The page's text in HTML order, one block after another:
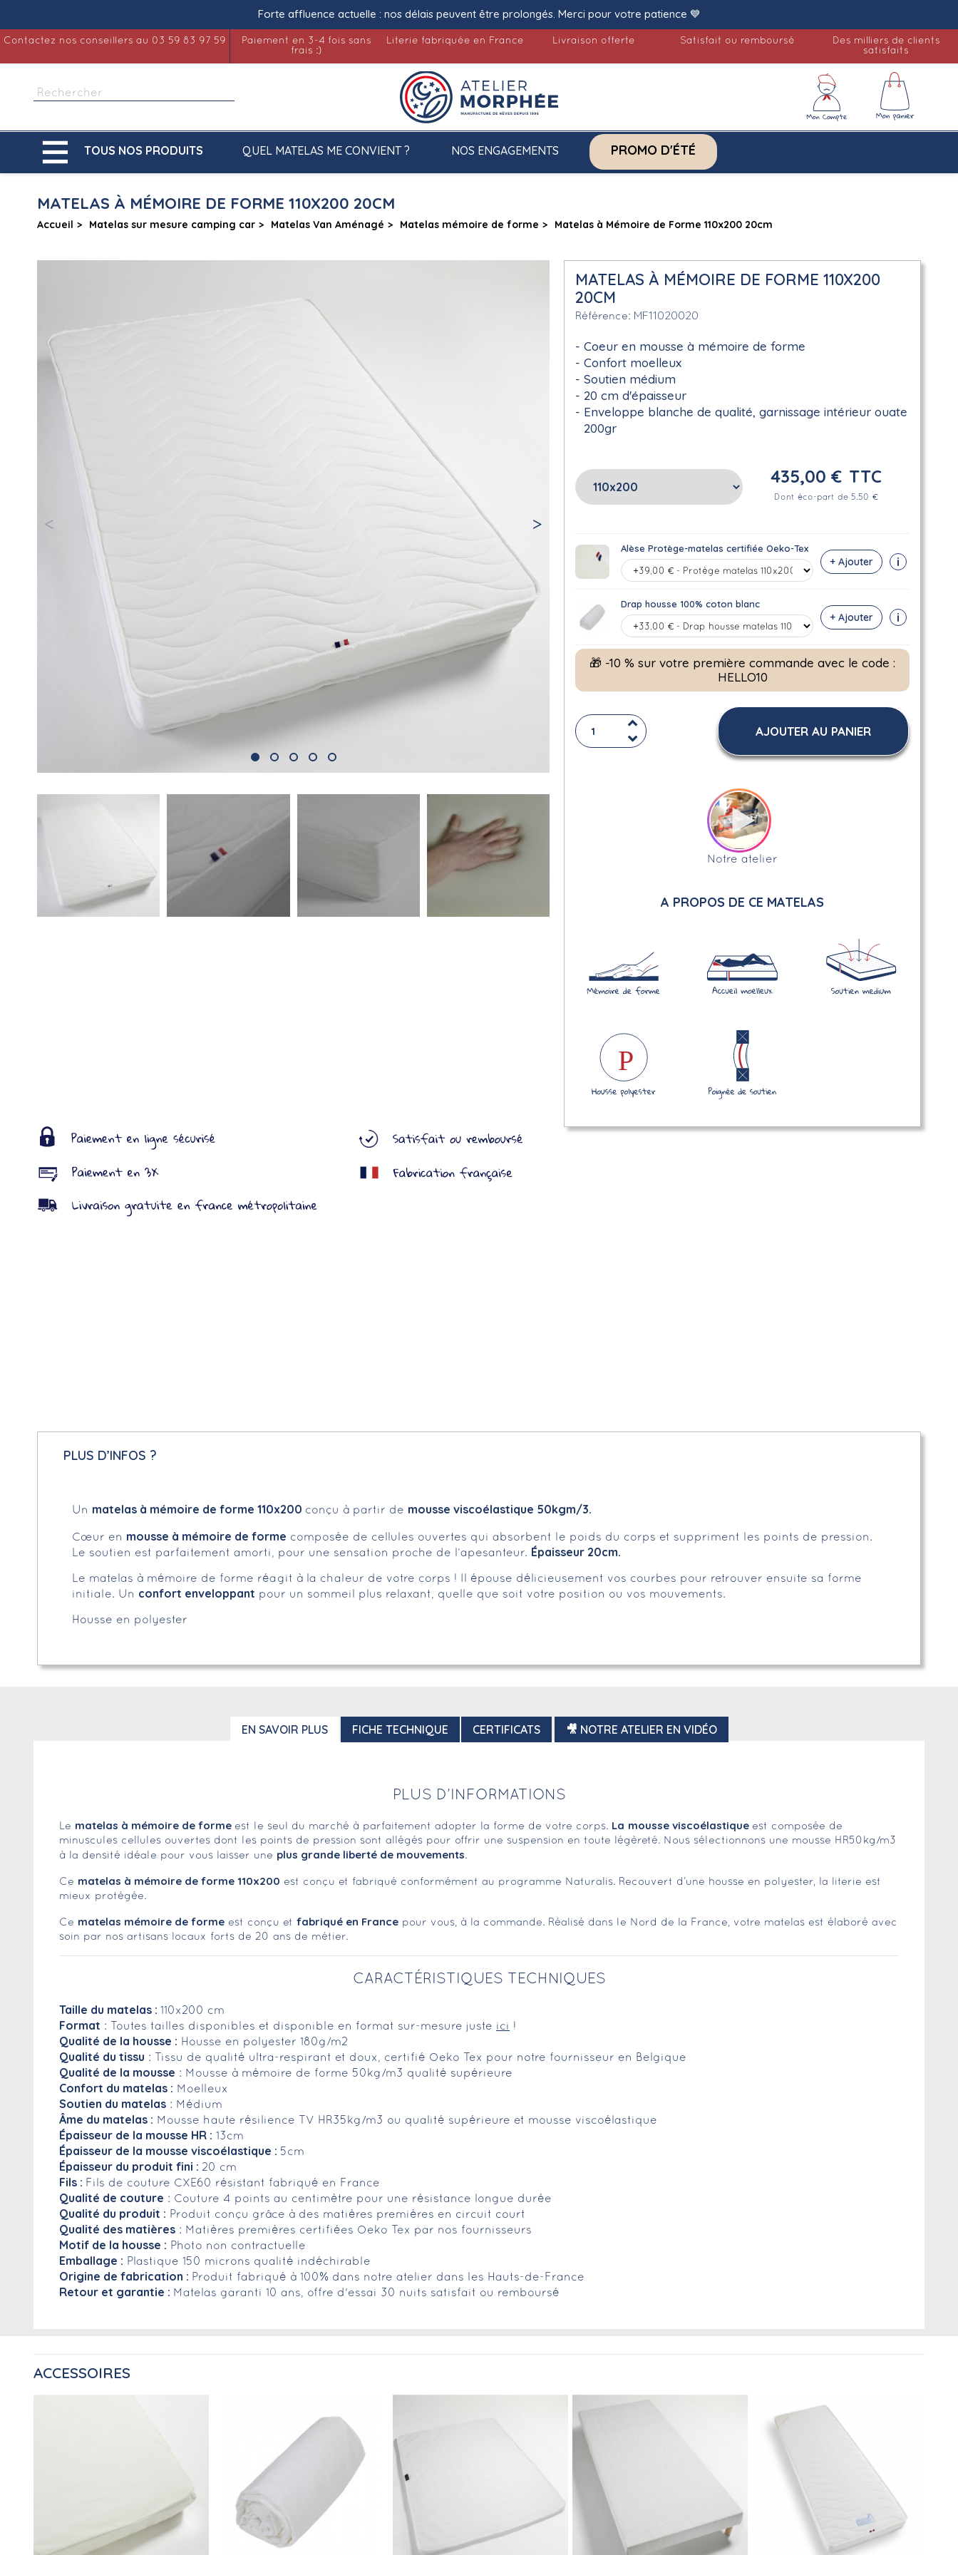
Forte affluence actuelle : nos délais peuvent être prolongés. Merci pour votre patience 💙
Contactez nos conseillers au 03 59 83 97 59
Paiement en 3-4 fois sans
frais :)
Literie fabriquée en France Livraison offerte Satisfait ou remboursé
Des milliers de clients
satisfaits
 TOUS NOS PRODUITS QUEL MATELAS ME CONVIENT ? NOS ENGAGEMENTS PROMO D'ÉTÉ
MATELAS À MÉMOIRE DE FORME 110X200 20CM
Accueil Matelas sur mesure camping car Matelas Van Aménagé Matelas mémoire de forme Matelas à Mémoire de Forme 110x200 20cm
MATELAS À MÉMOIRE DE FORME 110X200
20CM
Référence MF11020020
Coeur en mousse à mémoire de forme
Confort moelleux
Soutien médium
20 cm d'épaisseur
Enveloppe blanche de qualité, garnissage intérieur ouate
200gr
435,00 € TTC
Dont éco-part de 5.50 €
Alèse Protège-matelas certifiée Oeko-Tex
+ Ajouter i
Drap housse 100% coton blanc
+ Ajouter i
🎁 -10 % sur votre première commande avec le code :
HELLO10
AJOUTER AU PANIER
Notre atelier
A PROPOS DE CE MATELAS
PLUS D’INFOS ?
Un matelas à mémoire de forme 110x200 conçu à partir de mousse viscoélastique 50kgm/3.
Cœur en mousse à mémoire de forme composée de cellules ouvertes qui absorbent le poids du corps et suppriment les points de pression.
Le soutien est parfaitement amorti, pour une sensation proche de l’apesanteur. Épaisseur 20cm.
Le matelas à mémoire de forme réagit à la chaleur de votre corps ! Il épouse délicieusement vos courbes pour retrouver ensuite sa forme
initiale. Un confort enveloppant pour un sommeil plus relaxant, quelle que soit votre position ou vos mouvements.
Housse en polyester
EN SAVOIR PLUS FICHE TECHNIQUE CERTIFICATS 🎥 NOTRE ATELIER EN VIDÉO
PLUS D’INFORMATIONS
Le matelas à mémoire de forme est le seul du marché à parfaitement adopter la forme de votre corps. La mousse viscoélastique est composée de
minuscules cellules ouvertes dont les points de pression sont allégés pour offrir une suspension en toute légèreté. Nous sélectionnons une mousse HR50kg/m3
à la densité idéale pour vous laisser une plus grande liberté de mouvements.
Ce matelas à mémoire de forme 110x200 est conçu et fabriqué conformément au programme Naturalis. Recouvert d’une housse en polyester, la literie est
mieux protégée.
Ce matelas mémoire de forme est conçu et fabriqué en France pour vous, à la commande. Réalisé dans le Nord de la France, votre matelas est élaboré avec
soin par nos artisans locaux forts de 20 ans de métier.
CARACTÉRISTIQUES TECHNIQUES
Taille du matelas : 110x200 cm
Format : Toutes tailles disponibles et disponible en format sur-mesure juste ici !
Qualité de la housse : Housse en polyester 180g/m2
Qualité du tissu : Tissu de qualité ultra-respirant et doux, certifié Oeko Tex pour notre fournisseur en Belgique
Qualité de la mousse : Mousse à mémoire de forme 50kg/m3 qualité supérieure
Confort du matelas : Moelleux
Soutien du matelas : Médium
Âme du matelas : Mousse haute résilience TV HR35kg/m3 ou qualité supérieure et mousse viscoélastique
Épaisseur de la mousse HR : 13cm
Épaisseur de la mousse viscoélastique : 5cm
Épaisseur du produit fini : 20 cm
Fils : Fils de couture CXE60 résistant fabriqué en France
Qualité de couture : Couture 4 points au centimètre pour une résistance longue durée
Qualité du produit : Produit conçu grâce à des matières premières en circuit court
Qualité des matières : Matières premières certifiées Oeko Tex par nos fournisseurs
Motif de la housse : Photo non contractuelle
Emballage : Plastique 150 microns qualité indéchirable
Origine de fabrication : Produit fabriqué à 100% dans notre atelier dans les Hauts-de-France
Retour et garantie : Matelas garanti 10 ans, offre d'essai 30 nuits satisfait ou remboursé
ACCESSOIRES